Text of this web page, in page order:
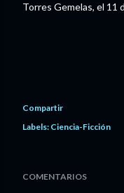
Torres Gemelas, el 11
Compartir
Labels: Ciencia-Ficción
COMENTARIOS